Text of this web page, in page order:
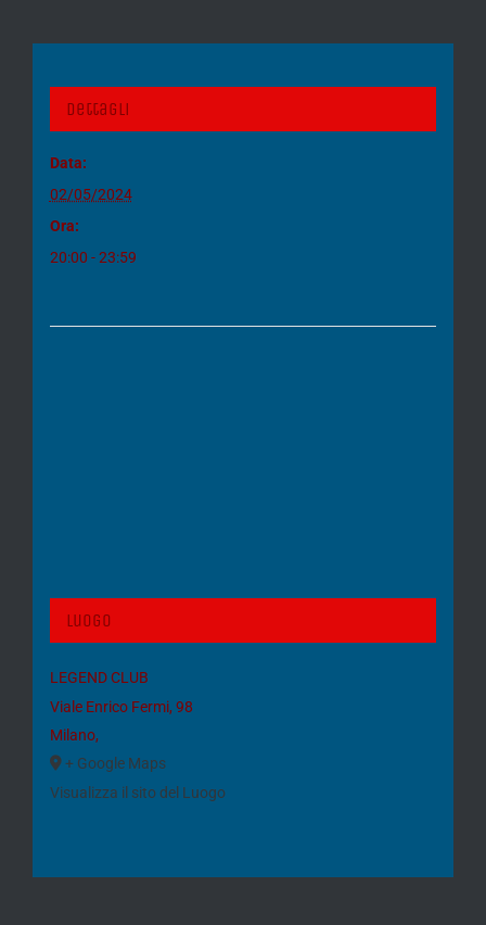
Dettagli
Data:
02/05/2024
Ora:
20:00 - 23:59
Luogo
LEGEND CLUB
Viale Enrico Fermi, 98
Milano,
+ Google Maps
Visualizza il sito del Luogo